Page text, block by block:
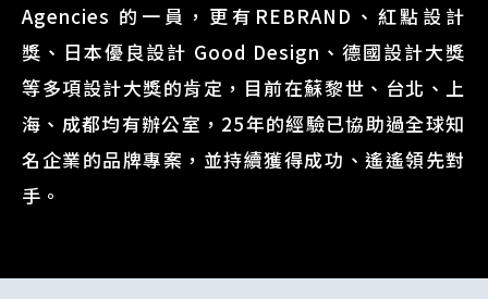
Agencies 的一員，更有REBRAND、紅點設計
獎、日本優良設計 Good Design、德國設計大獎
等多項設計大獎的肯定，目前在蘇黎世、台北、上
海、成都均有辦公室，25年的經驗已協助過全球知
名企業的品牌專案，並持續獲得成功、遙遙領先對
手。